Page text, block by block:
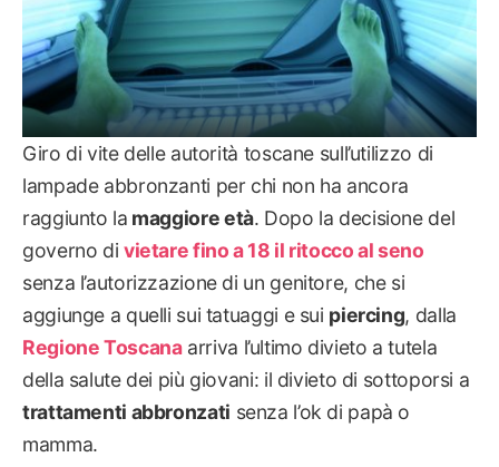
Giro di vite delle autorità toscane sull’utilizzo di
lampade abbronzanti per chi non ha ancora
raggiunto la maggiore età. Dopo la decisione del
governo di vietare fino a 18 il ritocco al seno
senza l’autorizzazione di un genitore, che si
aggiunge a quelli sui tatuaggi e sui piercing, dalla
Regione Toscanaarriva l’ultimo divieto a tutela
della salute dei più giovani: il divieto di sottoporsi a
trattamenti abbronzati senza l’ok di papà o
mamma.